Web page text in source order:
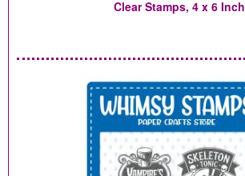
Clear Stamps, 4 x 6 Inch